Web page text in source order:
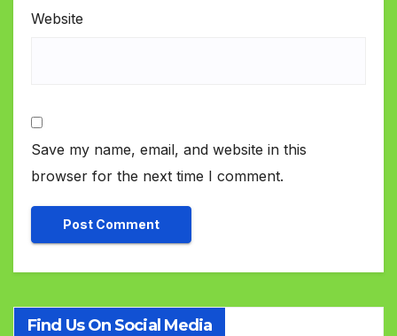
Website
Save my name, email, and website in this
browser for the next time I comment.
Find Us On Social Media